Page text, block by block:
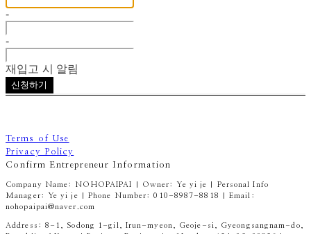
-
-
재입고 시 알림
신청하기
Terms of Use
Privacy Policy
Confirm Entrepreneur Information
Company Name: NOHOPAIPAI | Owner: Ye yi je | Personal Info
Manager: Ye yi je | Phone Number: 010-8987-8818 | Email:
nohopaipai@naver.com
Address: 8-1, Sodong 1-gil, Irun-myeon, Geoje-si, Gyeongsangnam-do,